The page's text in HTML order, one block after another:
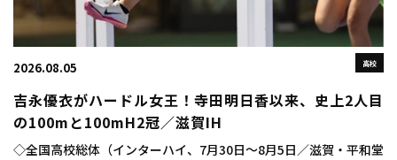
高校
2026.08.05
吉永優衣がハードル女王！寺田明日香以来、史上2人目
の100mと100mH2冠／滋賀IH
◇全国高校総体（インターハイ、7月30日～8月5日／滋賀・平和堂